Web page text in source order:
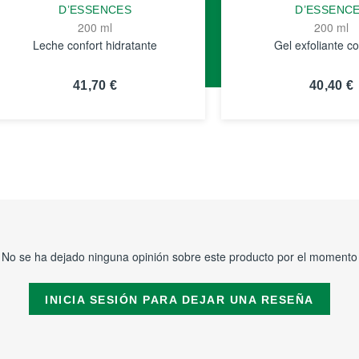
D’ESSENCES
200 ml
Leche confort hidratante
41,70 €
200 ml
Gel exfoliante
40,40 €
No se ha dejado ninguna opinión sobre este producto por el momento
INICIA SESIÓN PARA DEJAR UNA RESEÑA